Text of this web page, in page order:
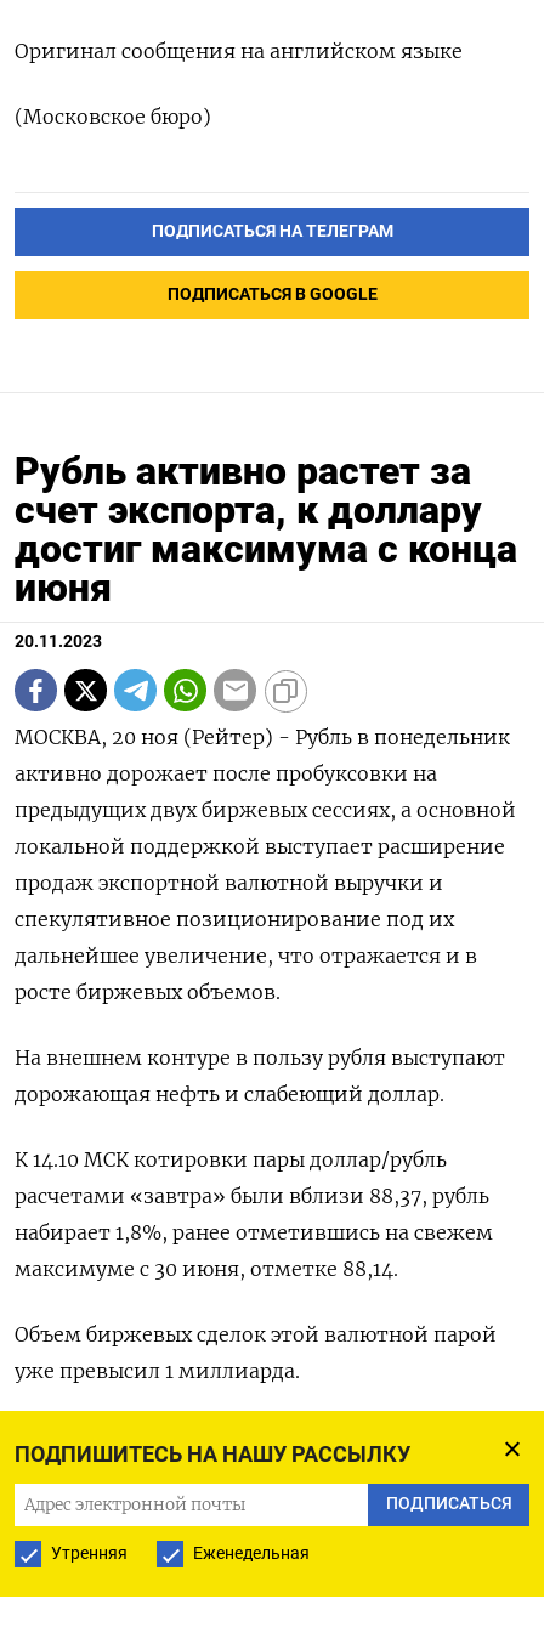
ПОДПИШИТЕСЬ НА НАШУ РАССЫЛКУ
ПОДПИСАТЬСЯ
Утренняя Еженедельная
Оригинал сообщения на английском языке
(Московское бюро)
ПОДПИСАТЬСЯ НА ТЕЛЕГРАМ
ПОДПИСАТЬСЯ В GOOGLE
Рубль активно растет за
счет экспорта, к доллару
достиг максимума с конца
июня
20.11.2023
МОСКВА, 20 ноя (Рейтер) - Рубль в понедельник
активно дорожает после пробуксовки на
предыдущих двух биржевых сессиях, а основной
локальной поддержкой выступает расширение
продаж экспортной валютной выручки и
спекулятивное позиционирование под их
дальнейшее увеличение, что отражается и в
росте биржевых объемов.
На внешнем контуре в пользу рубля выступают
дорожающая нефть и слабеющий доллар.
К 14.10 МСК котировки пары доллар/рубль
расчетами «завтра» были вблизи 88,37, рубль
набирает 1,8%, ранее отметившись на свежем
максимуме с 30 июня, отметке 88,14.
Объем биржевых сделок этой валютной парой
уже превысил 1 миллиарда.
отметки 96,53, и здесь рубль растет на 1,3%.
В паре с юанем рубль дорожает на 1,3%, до
отметки 12,30 .